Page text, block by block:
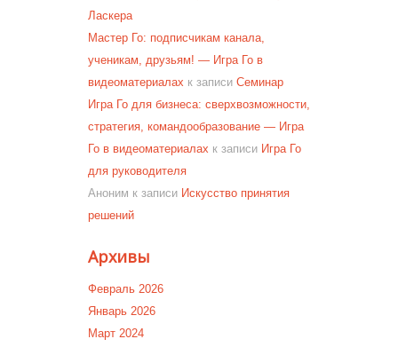
Ласкера
Мастер Го: подписчикам канала,
ученикам, друзьям! — Игра Го в
видеоматериалах к записи Семинар
Игра Го для бизнеса: сверхвозможности,
стратегия, командообразование — Игра
Го в видеоматериалах к записи Игра Го
для руководителя
Аноним к записи Искусство принятия
решений
Архивы
Февраль 2026
Январь 2026
Март 2024